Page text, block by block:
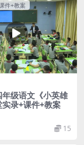
件+教案
年级语文《小英雄
录+课件+教案
15